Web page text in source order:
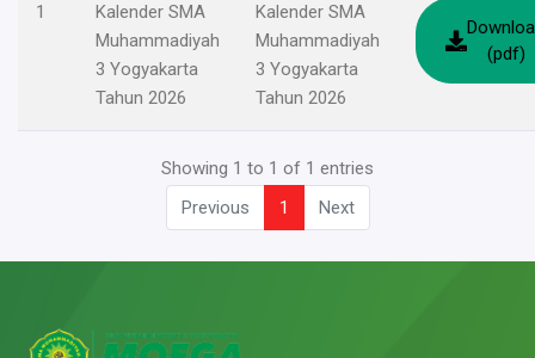
1
Kalender SMA
Muhammadiyah
3 Yogyakarta
Tahun 2026
Kalender SMA
Muhammadiyah
3 Yogyakarta
Tahun 2026
(pdf)
Showing 1 to 1 of 1 entries
Previous
1 Next